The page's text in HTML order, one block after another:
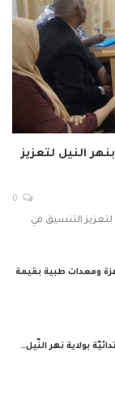
النيل لتعزيز
لتعزيز التنسيق في
ومعدات طبية بقيمة
بولاية نهر النّيل…